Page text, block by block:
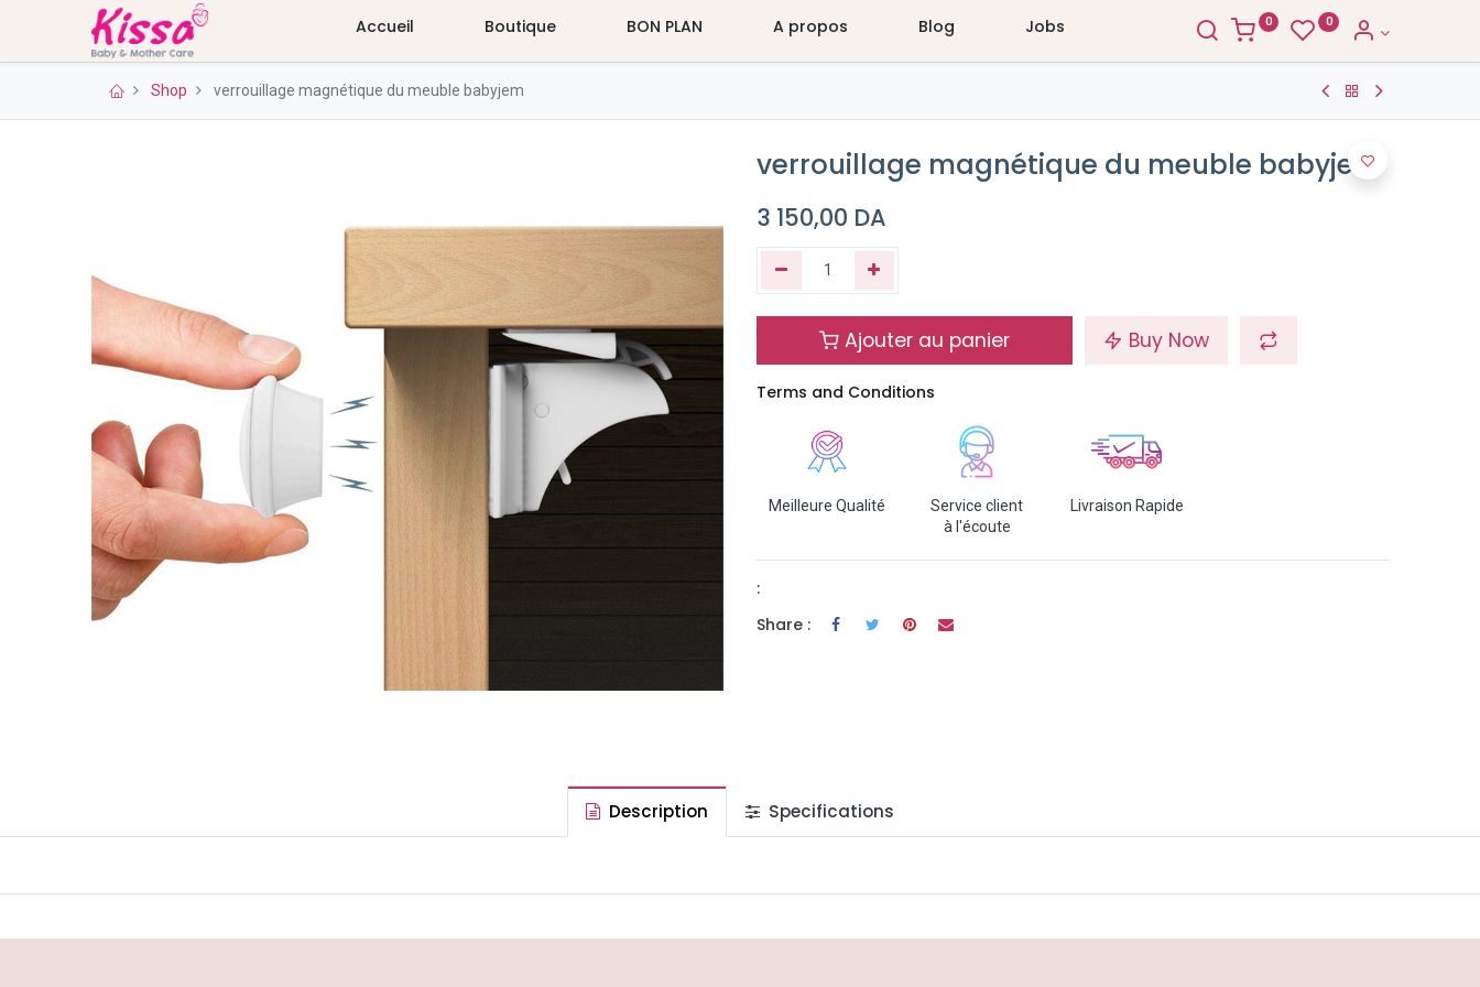
Accueil Boutique BON PLAN A propos Blog Jobs 0 0
Shop verrouillage magnétique du meuble babyjem
verrouillage magnétique du meuble babyjem
3 150,00 DA
Ajouter au panier Buy Now
Terms and Conditions
Meilleure Qualité
Service client
à l'écoute
Livraison Rapide
:
Share :
Description Specifications